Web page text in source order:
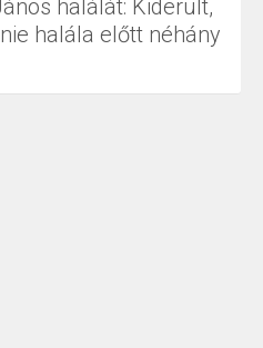
halálát: Kiderült,
halála előtt néhány